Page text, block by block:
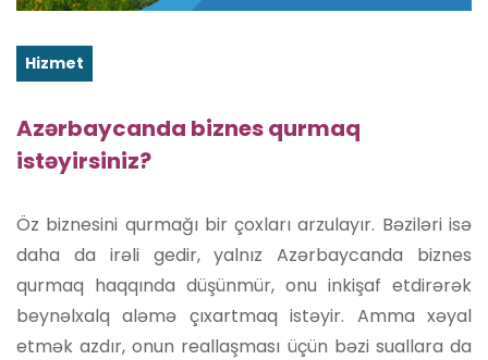
Hizmet
Azərbaycanda biznes qurmaq
istəyirsiniz?
Öz biznesini qurmağı bir çoxları arzulayır. Bəziləri isə
daha da irəli gedir, yalnız Azərbaycanda biznes
qurmaq haqqında düşünmür, onu inkişaf etdirərək
beynəlxalq aləmə çıxartmaq istəyir. Amma xəyal
etmək azdır, onun reallaşması üçün bəzi suallara da